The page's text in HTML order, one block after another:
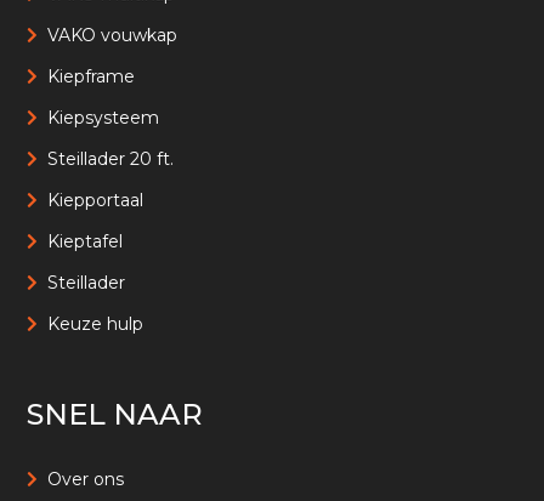
VAKO vouwkap
Kiepframe
Kiepsysteem
Steillader 20 ft.
Kiepportaal
Kieptafel
Steillader
Keuze hulp
SNEL NAAR
Over ons